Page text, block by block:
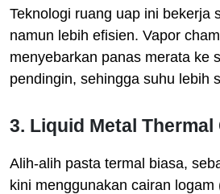
Teknologi ruang uap ini bekerja
namun lebih efisien. Vapor
menyebarkan panas merata ke
pendingin, sehingga suhu lebih
3. Liquid Metal Thermal
Alih-alih pasta termal biasa,
kini menggunakan cairan logam